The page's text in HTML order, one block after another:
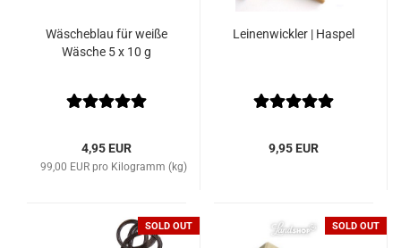
Wäscheblau für weiße
Wäsche 5 x 10 g
4,95 EUR
99,00 EUR pro Kilogramm (kg)
Leinenwickler | Haspel
9,95 EUR
SOLD OUT SOLD OUT